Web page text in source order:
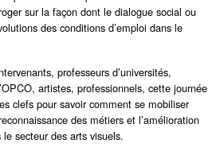
sur la façon dont le dialogue social ou
des conditions d’emploi dans le
professeurs d’universités,
artistes, professionnels, cette journée
clefs pour savoir comment se mobiliser
des métiers et l’amélioration
secteur des arts visuels.